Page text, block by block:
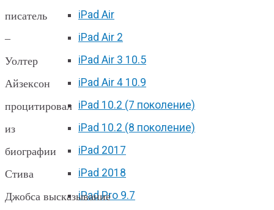
iPad Air
iPad Air 2
iPad Air 3 10.5
iPad Air 4 10.9
iPad 10.2 (7 поколение)
iPad 10.2 (8 поколение)
iPad 2017
iPad 2018
iPad Pro 9.7
писатель
–
Уолтер
Айзексон
процитировал
из
биографии
Стива
Джобса высказывание